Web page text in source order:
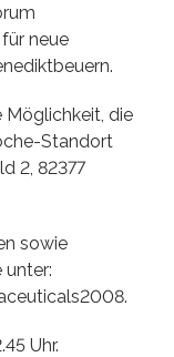
neue
Möglichkeit, die
Standort
2, 82377
sowie
unter:
Uhr.